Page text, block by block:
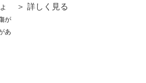
が
あ
＞ 詳しく見る